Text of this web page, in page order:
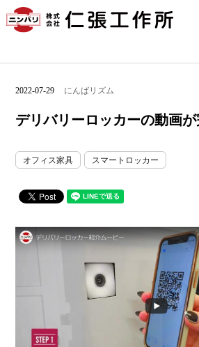
2022-07-29 にんばリズム
デリバリーロッカーの動画
オフィス家具 スマートロッカー